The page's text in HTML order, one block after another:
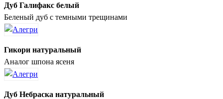
Дуб Галифакс белый
Беленый дуб с темными трещинами
Гикори натуральный
Аналог шпона ясеня
Дуб Небраска натуральный